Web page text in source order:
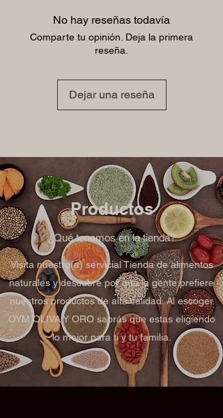
No hay reseñas todavía
Comparte tu opinión. Deja la primera
reseña.
Dejar una reseña
Productos
¿Qué tenemos en la tienda?
Visita nuestro(a) servicial Tienda de alimentos
naturales y descubre por qué la gente prefiere
nuestros productos de alta calidad. Al escoger
OYM OLIVA Y ORO sabrás que estas eligiendo
lo mejor para ti y tu familia.